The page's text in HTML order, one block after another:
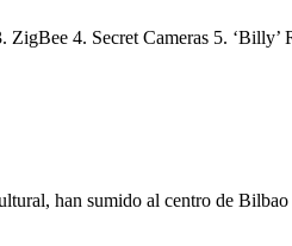
4. Secret Cameras 5.
han sumido al centro de